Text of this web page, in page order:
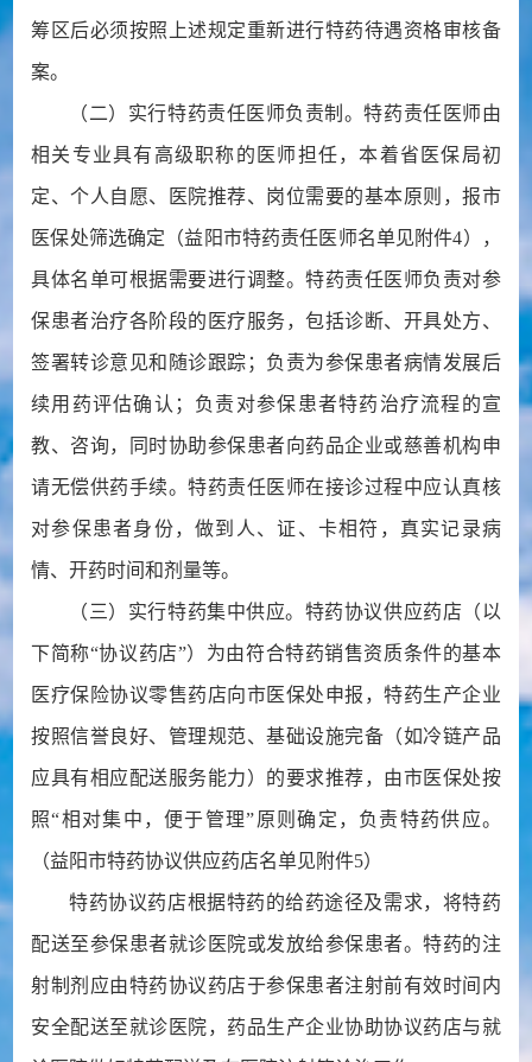
筹区后必须按照上述规定重新进行特药待遇资格审核备
案。
（二）实行特药责任医师负责制。特药责任医师由
相关专业具有高级职称的医师担任，本着省医保局初
定、个人自愿、医院推荐、岗位需要的基本原则，报市
医保处筛选确定（益阳市特药责任医师名单见附件4），
具体名单可根据需要进行调整。特药责任医师负责对参
保患者治疗各阶段的医疗服务，包括诊断、开具处方、
签署转诊意见和随诊跟踪；负责为参保患者病情发展后
续用药评估确认；负责对参保患者特药治疗流程的宣
教、咨询，同时协助参保患者向药品企业或慈善机构申
请无偿供药手续。特药责任医师在接诊过程中应认真核
对参保患者身份，做到人、证、卡相符，真实记录病
情、开药时间和剂量等。
（三）实行特药集中供应。特药协议供应药店（以
下简称“协议药店”）为由符合特药销售资质条件的基本
医疗保险协议零售药店向市医保处申报，特药生产企业
按照信誉良好、管理规范、基础设施完备（如冷链产品
应具有相应配送服务能力）的要求推荐，由市医保处按
照“相对集中，便于管理”原则确定，负责特药供应。
（益阳市特药协议供应药店名单见附件5）
特药协议药店根据特药的给药途径及需求，将特药
配送至参保患者就诊医院或发放给参保患者。特药的注
射制剂应由特药协议药店于参保患者注射前有效时间内
安全配送至就诊医院，药品生产企业协助协议药店与就